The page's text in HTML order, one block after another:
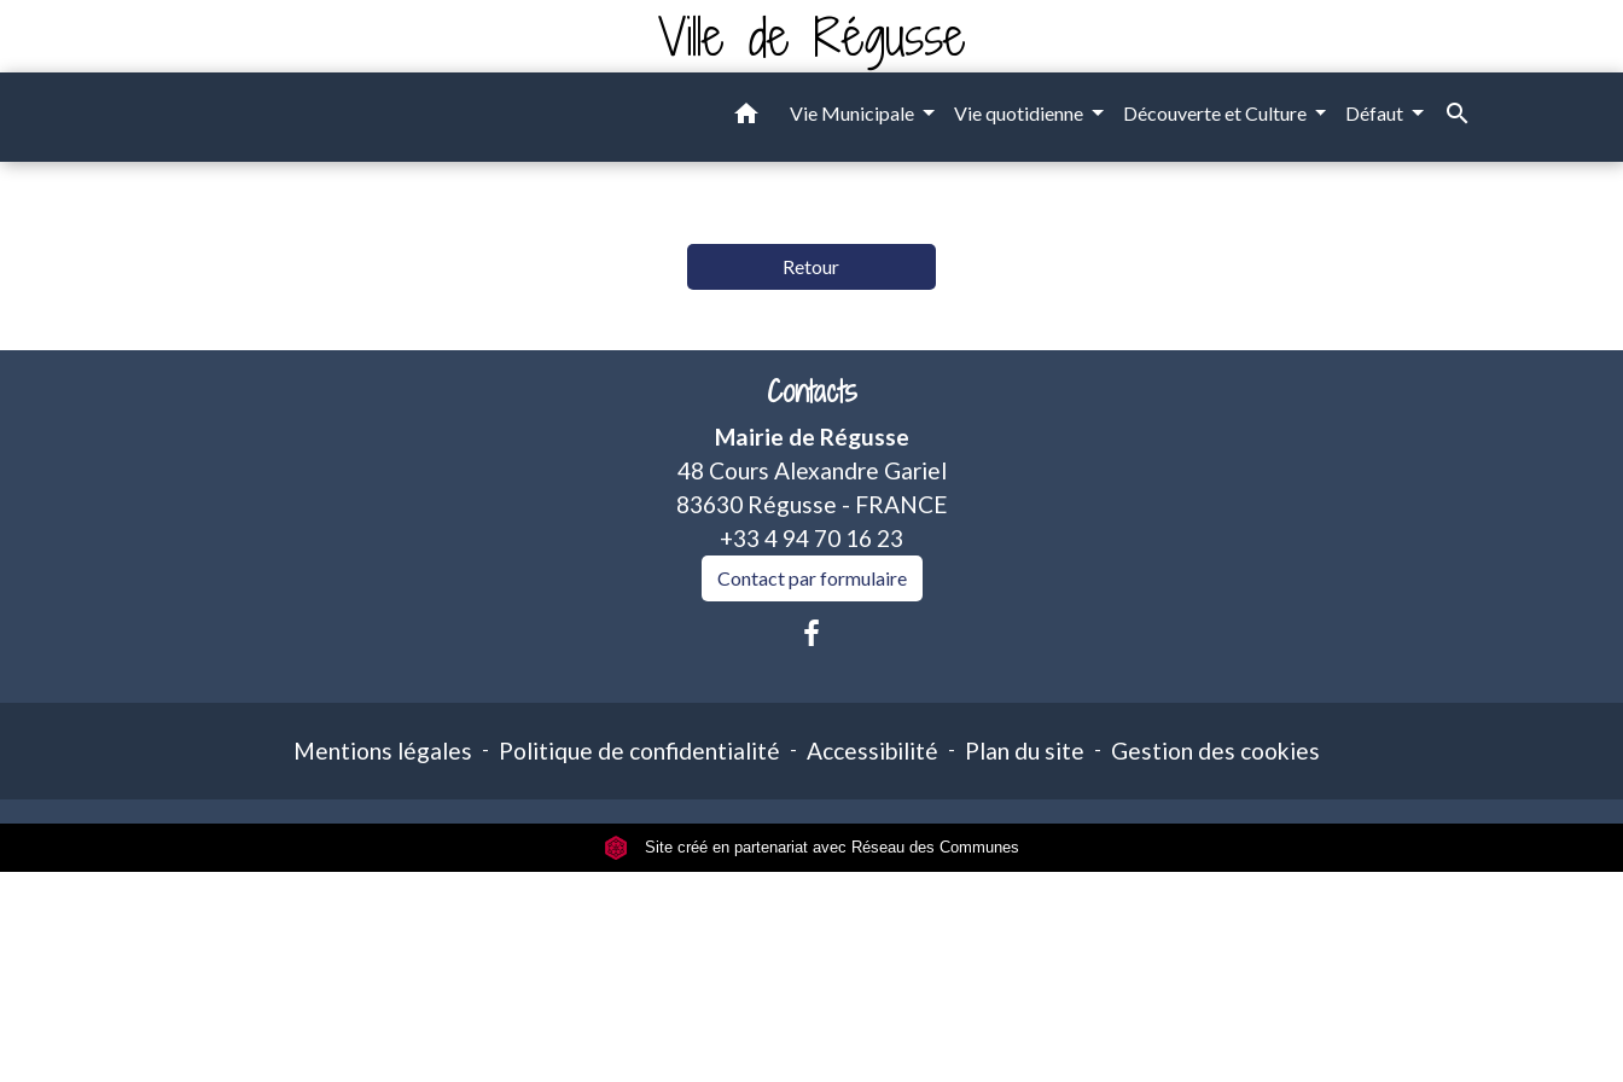
Ville de Régusse
home Vie Municipale Vie quotidienne Découverte et Culture Défaut search
Retour
Contacts
Mairie de Régusse
48 Cours Alexandre Gariel
83630 Régusse - FRANCE
+33 4 94 70 16 23
Contact par formulaire
Mentions légales - Politique de confidentialité - Accessibilité - Plan du site - Gestion des cookies
Site créé en partenariat avec Réseau des Communes